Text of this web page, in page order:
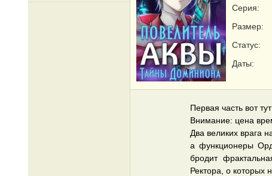
Серия:
Размер:
Статус:
Даты:
Первая часть вот
Внимание: цена
Два великих врага
а функционеры
бродит
Ректора, о которых